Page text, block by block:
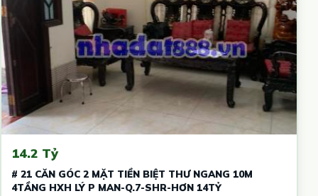
14.2 Tỷ
# 21 CĂN GÓC 2 MẶT TIỀN BIỆT THƯ NGANG 10M
4TẦNG HXH LÝ P MAN-Q.7-SHR-HƠN 14TỶ